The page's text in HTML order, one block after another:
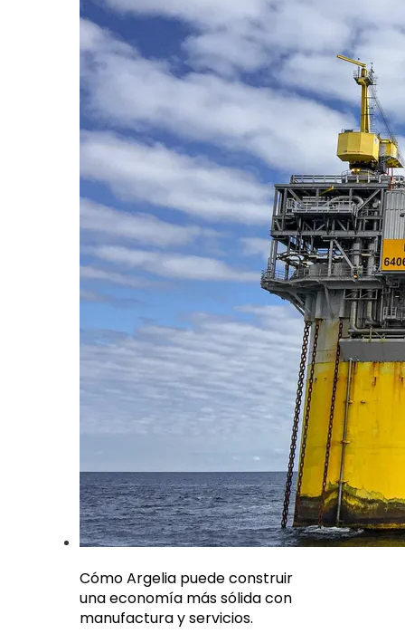
Cómo Argelia puede construir
una economía más sólida con
manufactura y servicios.